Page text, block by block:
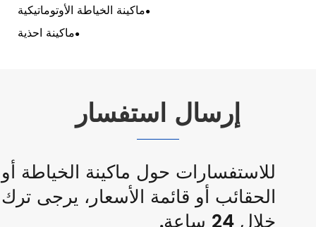
ماكينة الخياطة الأوتوماتيكية
ماكينة احذية
إرسال استفسار
للاستفسارات حول ماكينة الخياطة
الحقائب أو قائمة الأسعار، يرجى